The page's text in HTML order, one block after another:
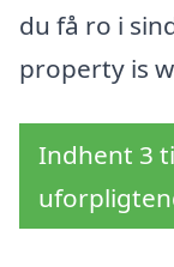
du få ro i
property is
Indhent 3